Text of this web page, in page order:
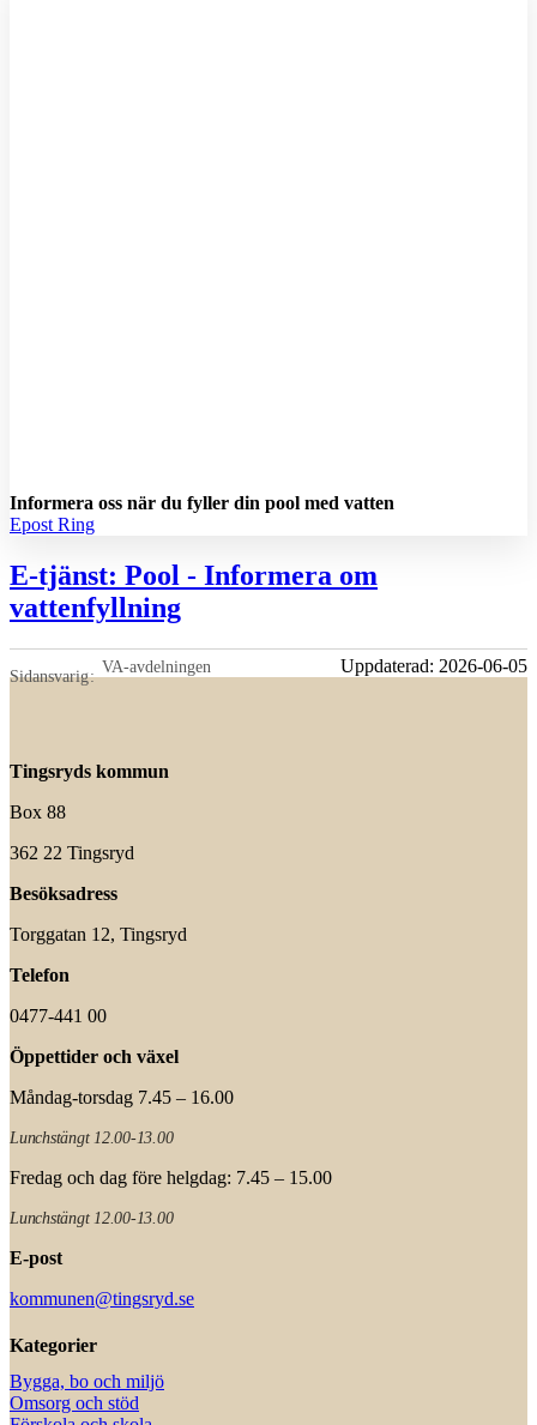
Informera oss när du fyller din pool med vatten
Epost Ring
E-tjänst: Pool - Informera om
vattenfyllning
VA-avdelningen
Sidansvarig
Uppdaterad: 2026-06-05
Tingsryds kommun
Box 88
362 22 Tingsryd
Besöksadress
Torggatan 12, Tingsryd
Telefon
0477-441 00
Öppettider och växel
Måndag-torsdag 7.45 – 16.00
Lunchstängt 12.00-13.00
Fredag och dag före helgdag: 7.45 – 15.00
Lunchstängt 12.00-13.00
E-post
kommunen@tingsryd.se
Kategorier
Bygga, bo och miljö
Omsorg och stöd